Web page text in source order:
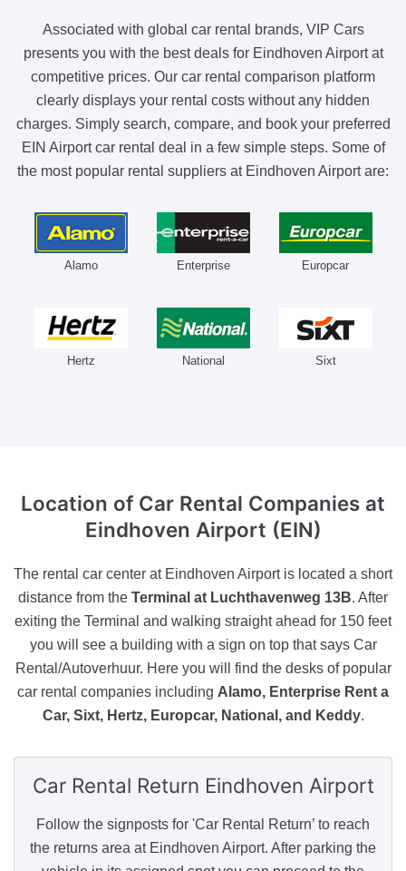
Associated with global car rental brands, VIP Cars
presents you with the best deals for Eindhoven Airport at
competitive prices. Our car rental comparison platform
clearly displays your rental costs without any hidden
charges. Simply search, compare, and book your preferred
EIN Airport car rental deal in a few simple steps. Some of
the most popular rental suppliers at Eindhoven Airport are:
Alamo Enterprise Europcar
Hertz National Sixt
Location of Car Rental Companies at
Eindhoven Airport (EIN)
The rental car center at Eindhoven Airport is located a short
distance from the Terminal at Luchthavenweg 13B. After
exiting the Terminal and walking straight ahead for 150 feet
you will see a building with a sign on top that says Car
Rental/Autoverhuur. Here you will find the desks of popular
car rental companies including Alamo, Enterprise Rent a
Car, Sixt, Hertz, Europcar, National, and Keddy.
Car Rental Return Eindhoven Airport
Follow the signposts for 'Car Rental Return’ to reach
the returns area at Eindhoven Airport. After parking the